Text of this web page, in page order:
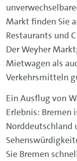
Markt finden Sie
Restaurants und
Der Weyher
Mietwagen als
Verkehrsmitteln
Ein Ausflug von
Erlebnis: Bremen
Norddeutschland
Sie Bremen